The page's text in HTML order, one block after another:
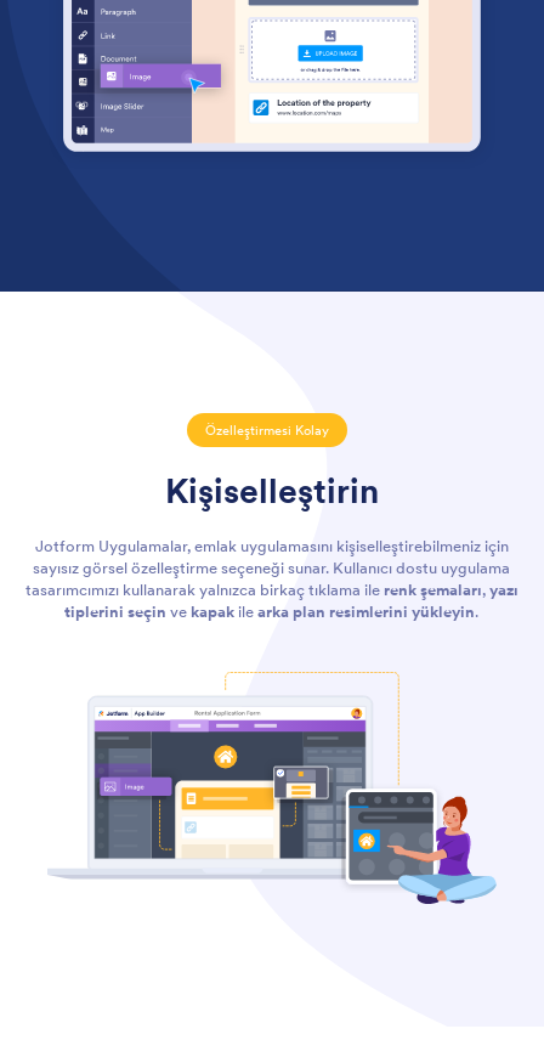
Özelleştirmesi Kolay
Kişiselleştirin
Jotform Uygulamalar, emlak uygulamasını kişiselleştirebilmeniz için
sayısız görsel özelleştirme seçeneği sunar. Kullanıcı dostu uygulama
tasarımcımızı kullanarak yalnızca birkaç tıklama ile renk şemaları,yazı
tiplerini seçin ve kapak ilearka plan resimlerini yükleyin.